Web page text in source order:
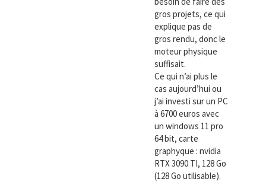
gros projets, ce qui
explique pas de
gros rendu, donc le
moteur physique
suffisait.
Ce qui n’ai plus le
cas aujourd’hui ou
j’ai investi sur un PC
à 6700 euros avec
un windows 11 pro
64 bit, carte
graphyque : nvidia
RTX 3090 TI, 128 Go
(128 Go utilisable).